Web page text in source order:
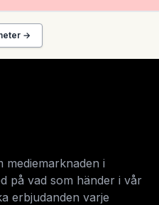
→
mediemarknaden i
på vad som händer i vår
erbjudanden varje